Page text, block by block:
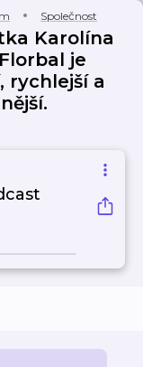
Společnost
Karolína
je
rychlejší a